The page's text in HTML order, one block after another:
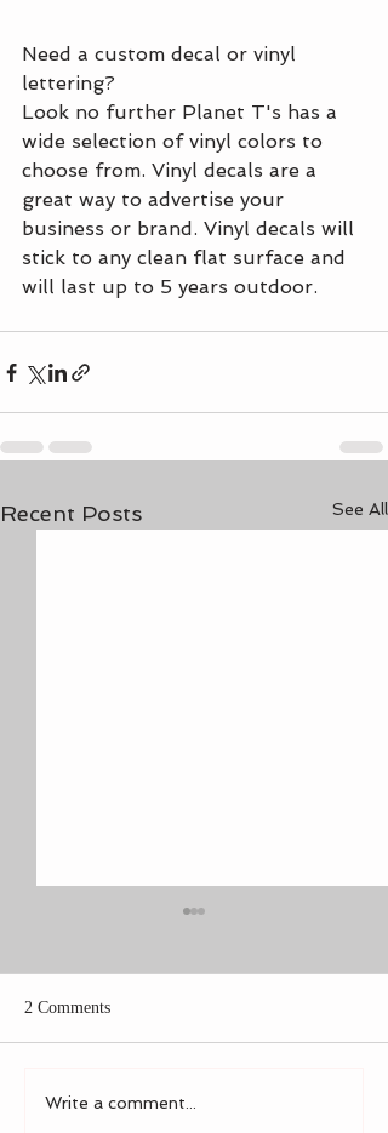
Need a custom decal or vinyl
lettering?
Look no further Planet T's has a
wide selection of vinyl colors to
choose from. Vinyl decals are a
great way to advertise your
business or brand. Vinyl decals will
stick to any clean flat surface and
will last up to 5 years outdoor.
Recent Posts See All
2 Comments
Write a comment...